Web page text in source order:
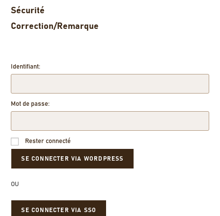
Sécurité
Correction/Remarque
Identifiant:
Mot de passe:
Rester connecté
OU
SE CONNECTER VIA SSO